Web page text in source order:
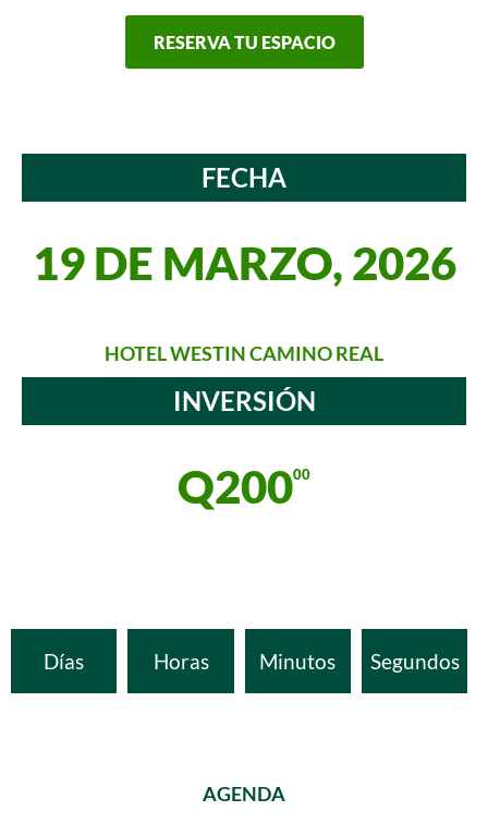
RESERVA TU ESPACIO
FECHA
19 DE MARZO, 2026
HOTEL WESTIN CAMINO REAL
INVERSIÓN
Q20000
Días Horas Minutos Segundos
AGENDA